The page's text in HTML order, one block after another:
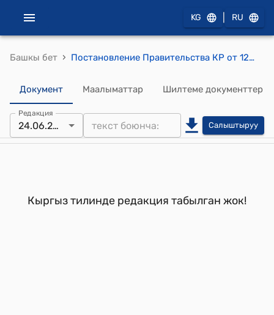
KG RU
Башкы бет › Постановление Правительства КР от 12 декабря 2005 года № 574 "Об утверждении Кыргызской части Межправительственной кыргызско-китайской комиссии по торгово-экономическому сотрудничеству"
Документ Маалыматтар Шилтеме документтер
Редакция
24.06.2022 Салыштыруу
Кыргыз тилинде редакция табылган жок!